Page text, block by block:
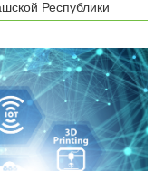
Республики